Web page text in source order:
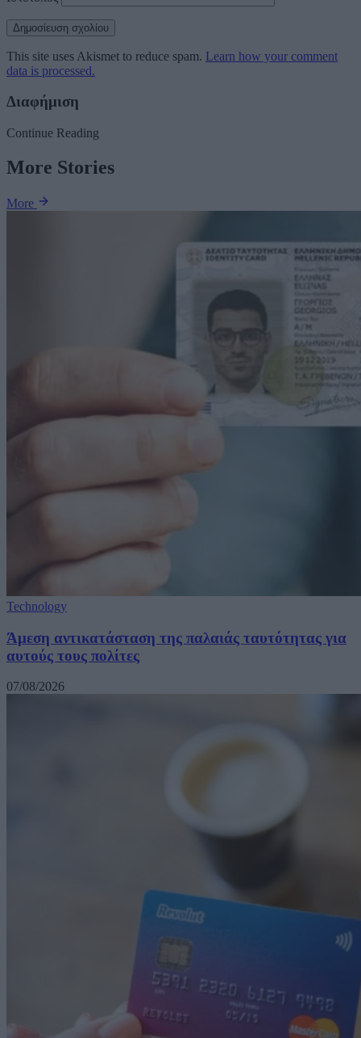
This site uses Akismet to reduce spam. Learn how your comment
data is processed.
Διαφήμιση
Continue Reading
More Stories
More
Technology
Άμεση αντικατάσταση της παλαιάς ταυτότητας για
αυτούς τους πολίτες
07/08/2026